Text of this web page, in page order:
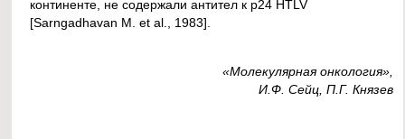
континенте, не содержали антител к р24 HTLV
[Sarngadhavan M. et al., 1983].
«Молекулярная онкология»,
И.Ф. Сейц, П.Г. Князев